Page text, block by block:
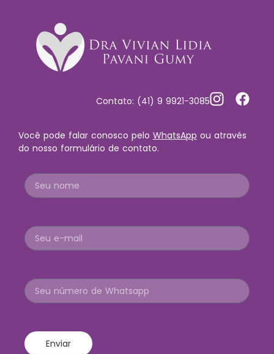
Contato: (41) 9 9921-3085
Você pode falar conosco pelo WhatsApp ou através
do nosso formulário de contato.
Enviar